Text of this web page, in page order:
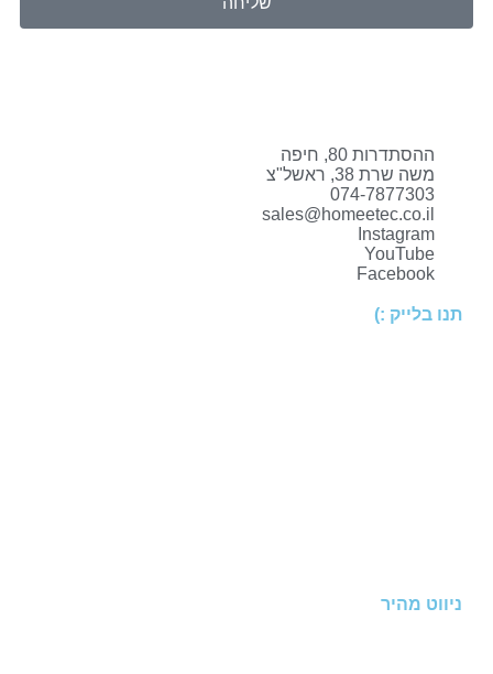
ההסתדרות 80, חיפה
משה שרת 38, ראשל"צ
074-7877303
sales@homeetec.co.il
Instagram
YouTube
Facebook
תנו בלייק :)
ניווט מהיר